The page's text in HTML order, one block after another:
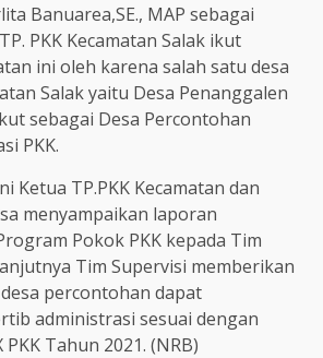
Banuarea,SE., MAP sebagai
PKK Kecamatan Salak ikut
ini oleh karena salah satu desa
Salak yaitu Desa Penanggalen
sebagai Desa Percontohan
PKK.
Ketua TP.PKK Kecamatan dan
menyampaikan laporan
Pokok PKK kepada Tim
Tim Supervisi memberikan
percontohan dapat
administrasi sesuai dengan
Tahun 2021. (NRB)